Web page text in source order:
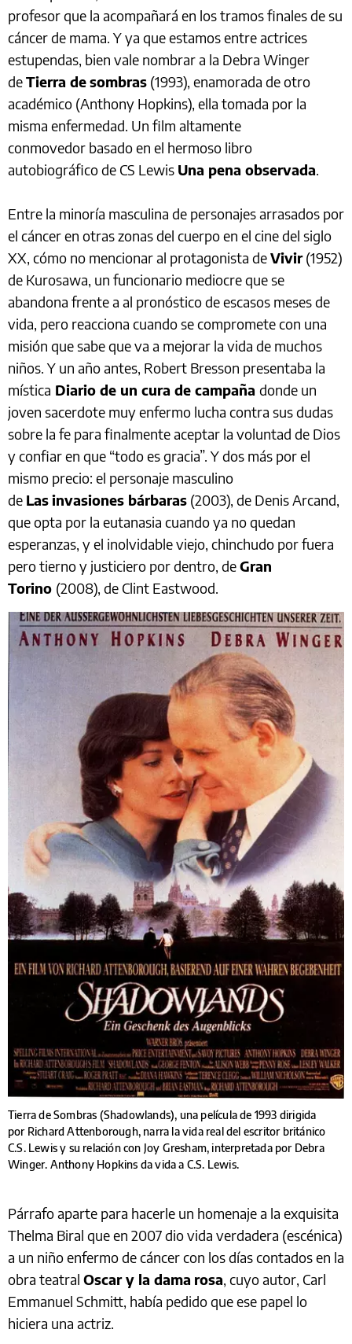
profesor que la acompañará en los tramos finales de su
cáncer de mama. Y ya que estamos entre actrices
estupendas, bien vale nombrar a la Debra Winger
deTierra desombras (1993), enamorada de otro
académico (Anthony Hopkins), ella tomada por la
misma enfermedad. Un film altamente
conmovedor basado en el hermoso libro
autobiográfico de CS Lewis Una pena observada.
Entre la minoría masculina de personajes arrasados por
el cáncer en otras zonas del cuerpo en el cine del siglo
XX, cómo no mencionar al protagonista deVivir(1952)
de Kurosawa, un funcionario mediocre que se
abandona frente a al pronóstico de escasos meses de
vida, pero reacciona cuando se compromete con una
misión que sabe que va a mejorar la vida de muchos
niños. Y un año antes, Robert Bresson presentaba la
mística Diario de un cura de campaña donde un
joven sacerdote muy enfermo lucha contra sus dudas
sobre la fe para finalmente aceptar la voluntad de Dios
y confiar en que “todo es gracia”. Y dos más por el
mismo precio: el personaje masculino
de Lasinvasiones bárbaras (2003), de Denis Arcand,
que opta por la eutanasia cuando ya no quedan
esperanzas, y el inolvidable viejo, chinchudo por fuera
pero tierno y justiciero por dentro, deGran
Torino (2008), de Clint Eastwood.
Tierra de Sombras (Shadowlands), una película de 1993 dirigida
por Richard Attenborough, narra la vida real del escritor británico
C.S. Lewis y su relación con Joy Gresham, interpretada por Debra
Winger. Anthony Hopkins da vida a C.S. Lewis.
Párrafo aparte para hacerle un homenaje a la exquisita
Thelma Biral que en 2007 dio vida verdadera (escénica)
a un niño enfermo de cáncer con los días contados en la
obra teatral Oscar y la dama rosa, cuyo autor, Carl
Emmanuel Schmitt, había pedido que ese papel lo
hiciera una actriz.